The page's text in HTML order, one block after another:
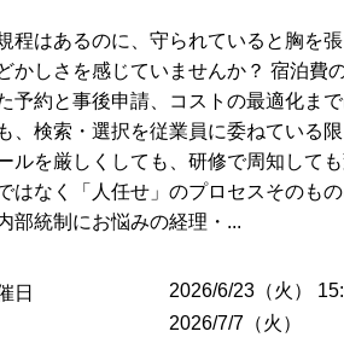
規程はあるのに、守られていると胸
かしさを感じていませんか？ 宿泊費
予約と事後申請、コストの最適化
、検索・選択を従業員に委ねている
ルを厳しくしても、研修で周知して
はなく「人任せ」のプロセスそのも
部統制にお悩みの経理・...
日
2026/6/23（火）
2026/7/7（火）